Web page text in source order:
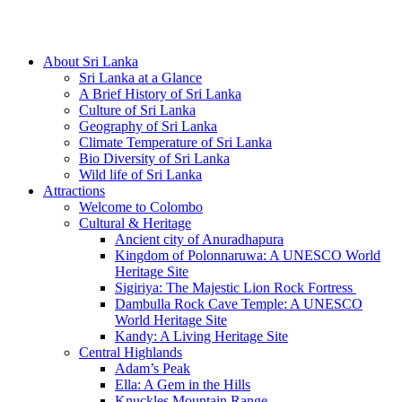
About Sri Lanka
Sri Lanka at a Glance
A Brief History of Sri Lanka
Culture of Sri Lanka
Geography of Sri Lanka
Climate Temperature of Sri Lanka
Bio Diversity of Sri Lanka
Wild life of Sri Lanka
Attractions
Welcome to Colombo
Cultural & Heritage
Ancient city of Anuradhapura
Kingdom of Polonnaruwa: A UNESCO World
Heritage Site
Sigiriya: The Majestic Lion Rock Fortress
Dambulla Rock Cave Temple: A UNESCO
World Heritage Site
Kandy: A Living Heritage Site
Central Highlands
Adam’s Peak
Ella: A Gem in the Hills